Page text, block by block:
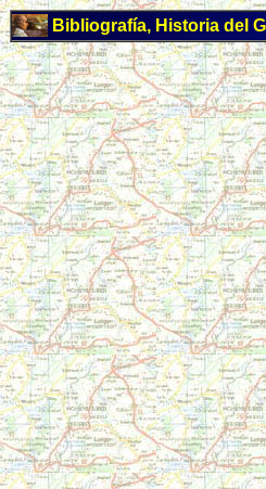
Bibliografía, Historia del